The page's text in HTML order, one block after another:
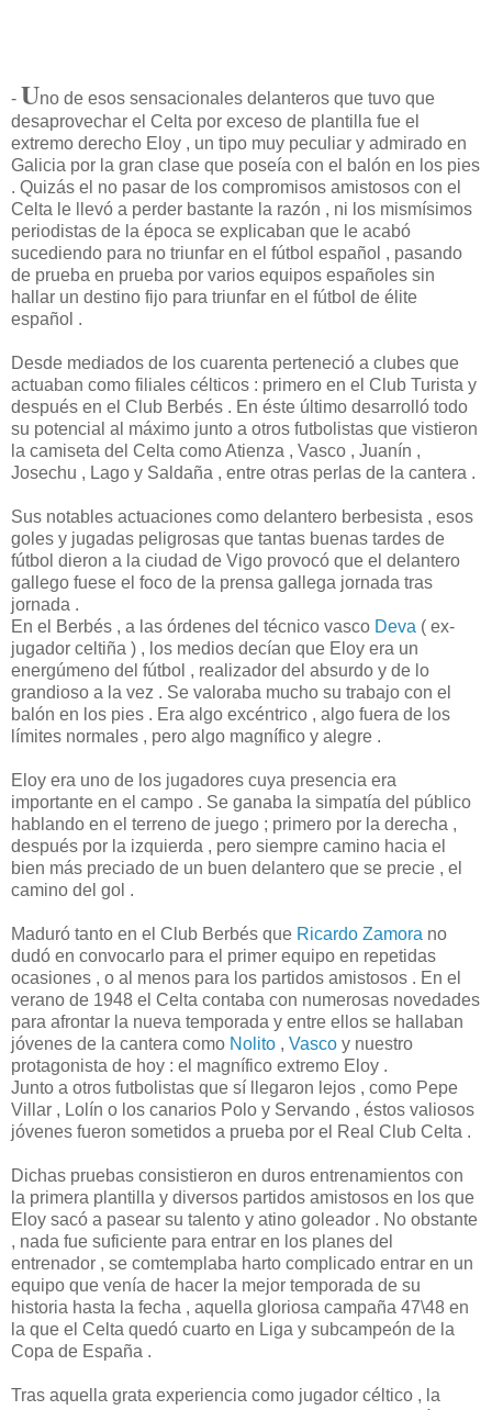
- Uno de esos sensacionales delanteros que tuvo que
desaprovechar el Celta por exceso de plantilla fue el
extremo derecho Eloy , un tipo muy peculiar y admirado en
Galicia por la gran clase que poseía con el balón en los pies
. Quizás el no pasar de los compromisos amistosos con el
Celta le llevó a perder bastante la razón , ni los mismísimos
periodistas de la época se explicaban que le acabó
sucediendo para no triunfar en el fútbol español , pasando
de prueba en prueba por varios equipos españoles sin
hallar un destino fijo para triunfar en el fútbol de élite
español .
Desde mediados de los cuarenta perteneció a clubes que
actuaban como filiales célticos : primero en el Club Turista y
después en el Club Berbés . En éste último desarrolló todo
su potencial al máximo junto a otros futbolistas que vistieron
la camiseta del Celta como Atienza , Vasco , Juanín ,
Josechu , Lago y Saldaña , entre otras perlas de la cantera .
Sus notables actuaciones como delantero berbesista , esos
goles y jugadas peligrosas que tantas buenas tardes de
fútbol dieron a la ciudad de Vigo provocó que el delantero
gallego fuese el foco de la prensa gallega jornada tras
jornada .
En el Berbés , a las órdenes del técnico vasco Deva ( ex-
jugador celtiña ) , los medios decían que Eloy era un
energúmeno del fútbol , realizador del absurdo y de lo
grandioso a la vez . Se valoraba mucho su trabajo con el
balón en los pies . Era algo excéntrico , algo fuera de los
límites normales , pero algo magnífico y alegre .
Eloy era uno de los jugadores cuya presencia era
importante en el campo . Se ganaba la simpatía del público
hablando en el terreno de juego ; primero por la derecha ,
después por la izquierda , pero siempre camino hacia el
bien más preciado de un buen delantero que se precie , el
camino del gol .
Maduró tanto en el Club Berbés que Ricardo Zamora no
dudó en convocarlo para el primer equipo en repetidas
ocasiones , o al menos para los partidos amistosos . En el
verano de 1948 el Celta contaba con numerosas novedades
para afrontar la nueva temporada y entre ellos se hallaban
jóvenes de la cantera como Nolito , Vasco y nuestro
protagonista de hoy : el magnífico extremo Eloy .
Junto a otros futbolistas que sí llegaron lejos , como Pepe
Villar , Lolín o los canarios Polo y Servando , éstos valiosos
jóvenes fueron sometidos a prueba por el Real Club Celta .
Dichas pruebas consistieron en duros entrenamientos con
la primera plantilla y diversos partidos amistosos en los que
Eloy sacó a pasear su talento y atino goleador . No obstante
, nada fue suficiente para entrar en los planes del
entrenador , se comtemplaba harto complicado entrar en un
equipo que venía de hacer la mejor temporada de su
historia hasta la fecha , aquella gloriosa campaña 47\48 en
la que el Celta quedó cuarto en Liga y subcampeón de la
Copa de España .
Tras aquella grata experiencia como jugador céltico , la